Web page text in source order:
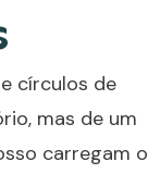
círculos de
mas de um
carregam o